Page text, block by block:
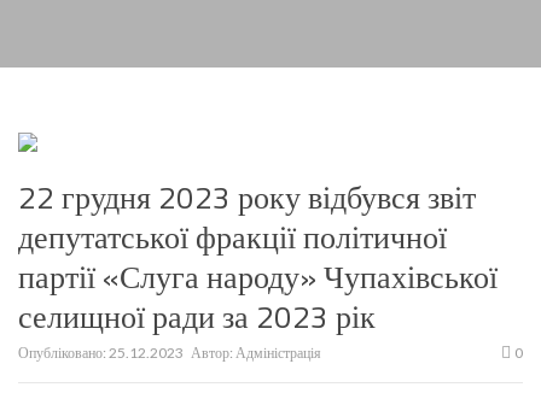
22 грудня 2023 року відбувся звіт
депутатської фракції політичної
партії «Слуга народу» Чупахівської
селищної ради за 2023 рік
Опубліковано: 25.12.2023 Автор: Адміністрація 0